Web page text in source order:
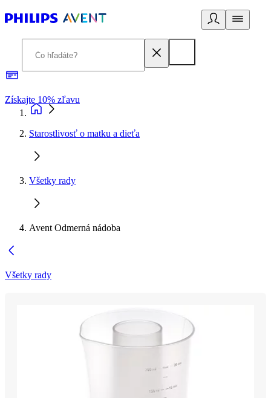
Získajte 10% zľavu
Starostlivosť o matku a dieťa
Všetky rady
Avent Odmerná nádoba
Všetky rady